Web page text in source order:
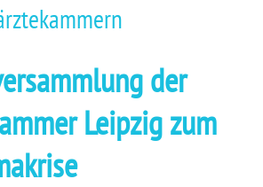
der
Leipzig zum